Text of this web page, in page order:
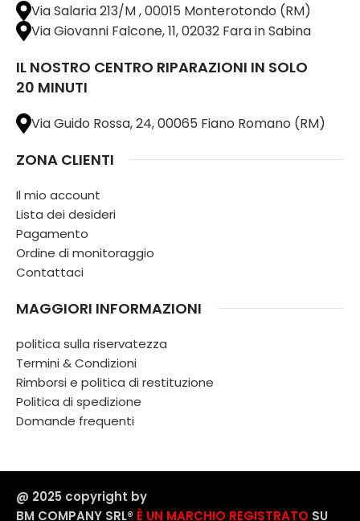
Via Salaria 213/M , 00015 Monterotondo (RM)
Via Giovanni Falcone, 11, 02032 Fara in Sabina
IL NOSTRO CENTRO RIPARAZIONI IN SOLO
20 MINUTI
Via Guido Rossa, 24, 00065 Fiano Romano (RM)
ZONA CLIENTI
Il mio account
Lista dei desideri
Pagamento
Ordine di monitoraggio
Contattaci
MAGGIORI INFORMAZIONI
politica sulla riservatezza
Termini & Condizioni
Rimborsi e politica di restituzione
Politica di spedizione
Domande frequenti
@ 2025 copyright by
BM COMPANY SRL®️ È UN MARCHIO REGISTRATO SU